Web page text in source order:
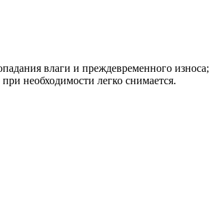
влаги и преждевременного износа;
необходимости легко снимается.